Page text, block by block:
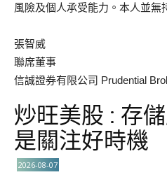
風險及個人承受能力。本人並無
張智威
聯席董事
信誠證券有限公司 Prudential
炒旺美股 : 存
是關注好時機
2026-08-07